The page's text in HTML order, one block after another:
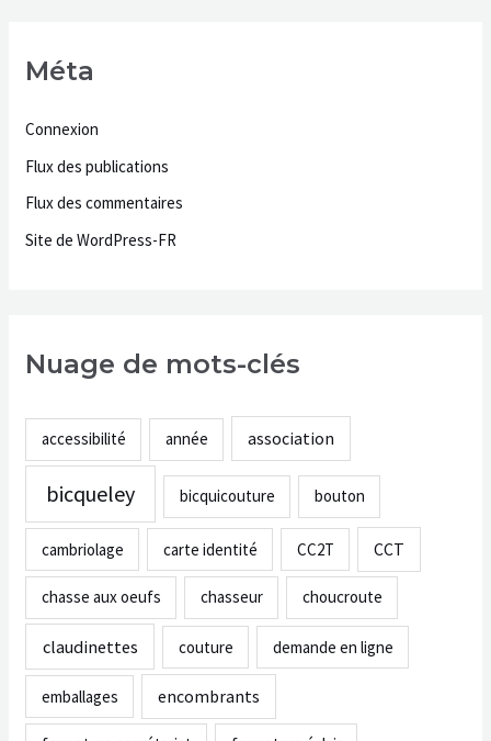
Méta
Connexion
Flux des publications
Flux des commentaires
Site de WordPress-FR
Nuage de mots-clés
accessibilité année association
bicqueley bicquicouture bouton
cambriolage carte identité CC2T CCT
chasse aux oeufs chasseur choucroute
claudinettes couture demande en ligne
emballages encombrants